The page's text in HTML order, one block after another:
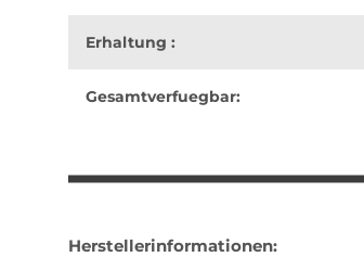
Erhaltung :
Gesamtverfuegbar:
Herstellerinformationen: